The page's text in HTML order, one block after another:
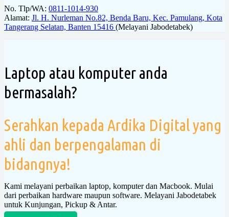
No. Tlp/WA: 0811-1014-930
Alamat: Jl. H. Nurleman No.82, Benda Baru, Kec. Pamulang, Kota
Tangerang Selatan, Banten 15416 (Melayani Jabodetabek)
Laptop atau komputer anda
bermasalah?
Serahkan kepada Ardika Digital yang
ahli dan berpengalaman di
bidangnya!
Kami melayani perbaikan laptop, komputer dan Macbook. Mulai
dari perbaikan hardware maupun software. Melayani Jabodetabek
untuk Kunjungan, Pickup & Antar.